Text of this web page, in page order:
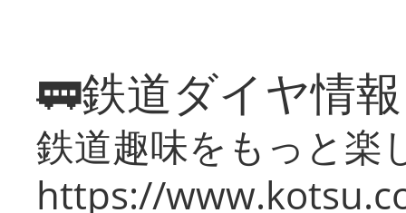
🚃鉄道ダイヤ情
鉄道趣味をもっと楽
https://